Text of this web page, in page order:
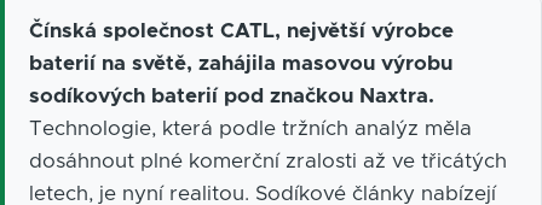
Čínská společnost CATL, největší výrobce
baterií na světě, zahájila masovou výrobu
sodíkových baterií pod značkou Naxtra.
Technologie, která podle tržních analýz měla
dosáhnout plné komerční zralosti až ve třicátých
letech, je nyní realitou. Sodíkové články nabízejí